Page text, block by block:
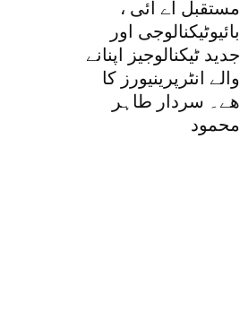
مستقبل اے آئی ،
بائیوٹیکنالوجی اور
جدید ٹیکنالوجیز اپنانے
والے انٹرپرینیورز کا
ھے۔ سردار طاہر
محمود